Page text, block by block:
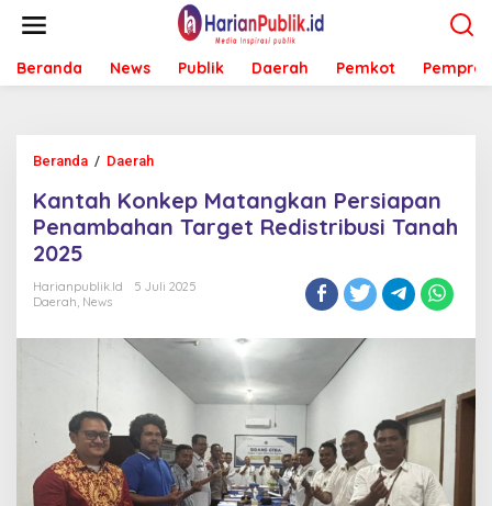
t
Beranda News Publik Daerah Pemkot Pemprov
Beranda / Daerah
n
t
a
K
k
p
a
t
a
n
g
Kantah Konkep Matangkan Persiapan
Penambahan Target Redistribusi Tanah
2025
Harianpublik.id
5 Juli 2025
Daerah, News